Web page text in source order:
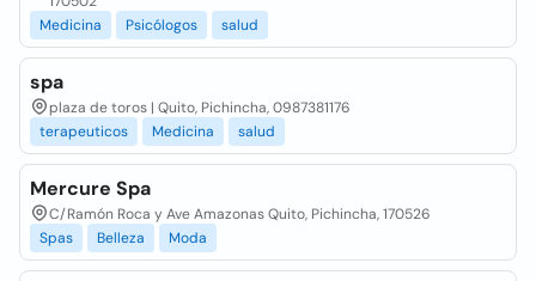
Medicina
Psicólogos salud
spa
plaza de toros | Quito, Pichincha, 0987381176
terapeuticos
Medicina salud
Mercure Spa
C/Ramón Roca y Ave Amazonas Quito, Pichincha, 170526
Spas
Belleza Moda